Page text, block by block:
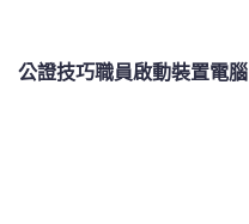
公證技巧職員啟動裝置電腦